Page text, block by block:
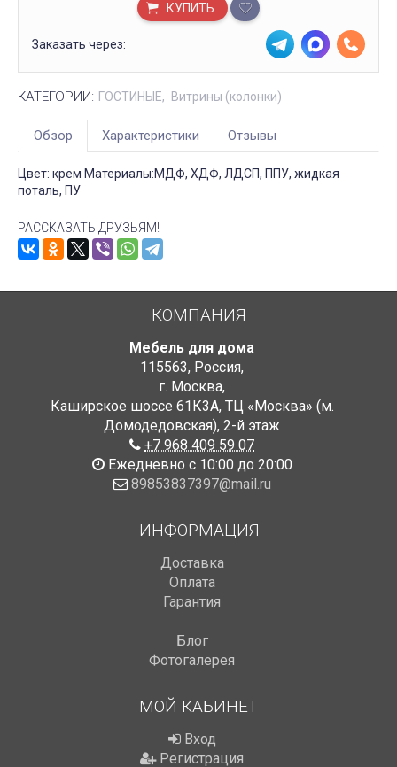
КУПИТЬ
Заказать через:
КАТЕГОРИИ: ГОСТИНЫЕ Витрины (колонки)
Обзор Характеристики Отзывы
Цвет: крем Материалы:МДФ, ХДФ, ЛДСП, ППУ, жидкая
поталь, ПУ
РАССКАЗАТЬ ДРУЗЬЯМ!
КОМПАНИЯ
Мебель для дома
115563, Россия,
г. Москва,
Каширское шоссе 61К3А, ТЦ «Москва» (м.
Домодедовская), 2-й этаж
+7 968 409 59 07
Ежедневно с 10:00 до 20:00
89853837397@mail.ru
ИНФОРМАЦИЯ
Доставка
Оплата
Гарантия
Блог
Фотогалерея
МОЙ КАБИНЕТ
Вход
Регистрация